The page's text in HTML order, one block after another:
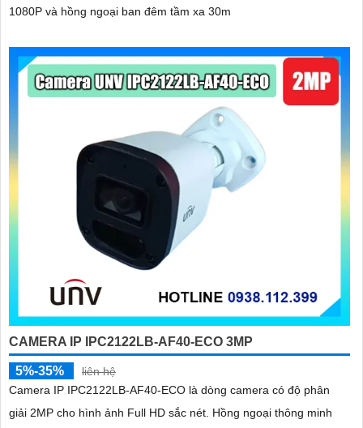
1080P và hồng ngoại ban đêm tầm xa 30m
CAMERA IP IPC2122LB-AF40-ECO 3MP
5%-35%
liên hệ
Camera IP IPC2122LB-AF40-ECO là dòng camera có độ phân
giải 2MP cho hình ảnh Full HD sắc nét. Hồng ngoại thông minh